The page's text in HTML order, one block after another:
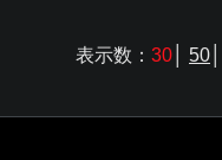
表示数： 30 50